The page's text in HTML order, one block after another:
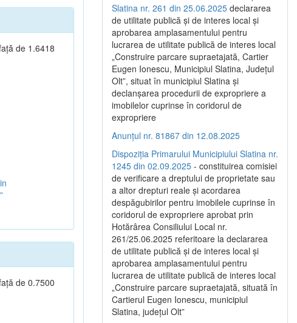
de 1.6418
de 0.7500
Slatina nr. 261 din 25.06.2025 declararea
de utilitate publică și de interes local și
aprobarea amplasamentului pentru
lucrarea de utilitate publică de interes local
„Construire parcare supraetajată, Cartier
Eugen Ionescu, Municipiul Slatina, Județul
Olt”, situat în municipiul Slatina și
declanșarea procedurii de expropriere a
imobilelor cuprinse în coridorul de
expropriere
Anunțul nr. 81867 din 12.08.2025
Dispoziția Primarului Municipiului Slatina nr.
1245 din 02.09.2025 - constituirea comisiei
de verificare a dreptului de proprietate sau
a altor drepturi reale și acordarea
despăgubirilor pentru imobilele cuprinse în
coridorul de expropriere aprobat prin
Hotărârea Consiliului Local nr.
261/25.06.2025 referitoare la declararea
de utilitate publică și de interes local și
aprobarea amplasamentului pentru
lucrarea de utilitate publică de interes local
„Construire parcare supraetajată, situată în
Cartierul Eugen Ionescu, municipiul
Slatina, județul Olt”